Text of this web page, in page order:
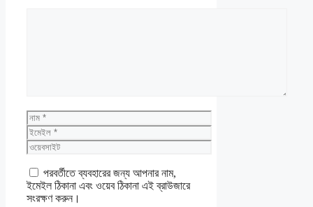
নাম
ইমেইল
ওয়েবসাইট
পরবর্তীতে ব্যবহারের জন্য আপনার নাম,
ইমেইল ঠিকানা এবং ওয়েব ঠিকানা এই ব্রাউজারে
সংরক্ষণ করুন।